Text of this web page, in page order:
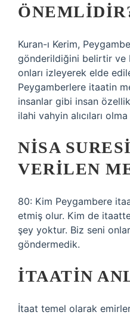
Kuran-ı Kerim,
gönderildiğini belirtir ve
onları izleyerek elde
Peygamberlere itaatin
insanlar gibi insan
ilahi vahyin alıcıları
NISA
VERILEN
80: Kim Peygambere
etmiş olur. Kim de
şey yoktur. Biz seni
göndermedik.
İTAATIN
İtaat temel olarak